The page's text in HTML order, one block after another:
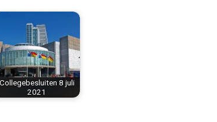
Collegebesluiten 8 juli
2021